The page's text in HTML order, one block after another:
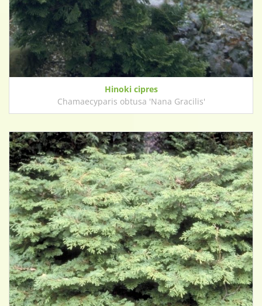
Hinoki cipres
Chamaecyparis obtusa 'Nana Gracilis'